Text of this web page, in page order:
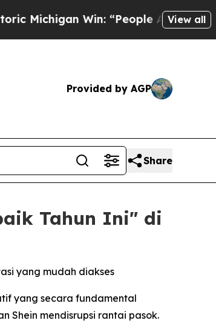
Win: “People Are Sick and Tired of
View all
Provided by AGP
Share
Tahun Ini" di
yang mudah diakses
yang secara fundamental
Shein mendisrupsi rantai pasok.